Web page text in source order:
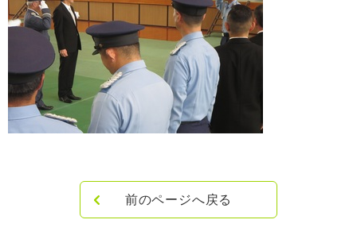
前のページへ戻る